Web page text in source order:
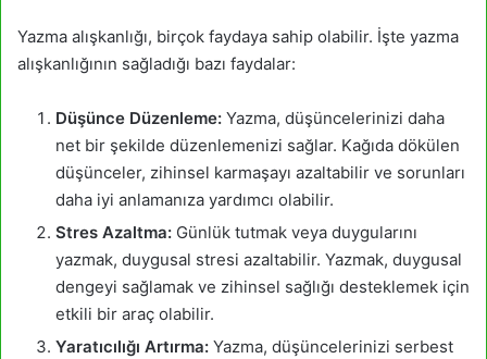
Yazma alışkanlığı, birçok faydaya sahip olabilir. İşte yazma
alışkanlığının sağladığı bazı faydalar:
Düşünce Düzenleme: Yazma, düşüncelerinizi daha
net bir şekilde düzenlemenizi sağlar. Kağıda dökülen
düşünceler, zihinsel karmaşayı azaltabilir ve sorunları
daha iyi anlamanıza yardımcı olabilir.
Stres Azaltma: Günlük tutmak veya duygularını
yazmak, duygusal stresi azaltabilir. Yazmak, duygusal
dengeyi sağlamak ve zihinsel sağlığı desteklemek için
etkili bir araç olabilir.
Yaratıcılığı Artırma: Yazma, düşüncelerinizi serbest